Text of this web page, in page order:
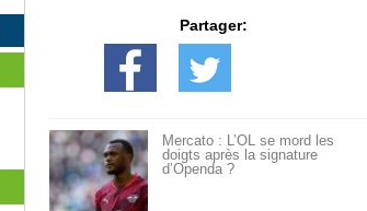
Partager:
Mercato : L’OL se mord les
doigts après la signature
d’Openda ?